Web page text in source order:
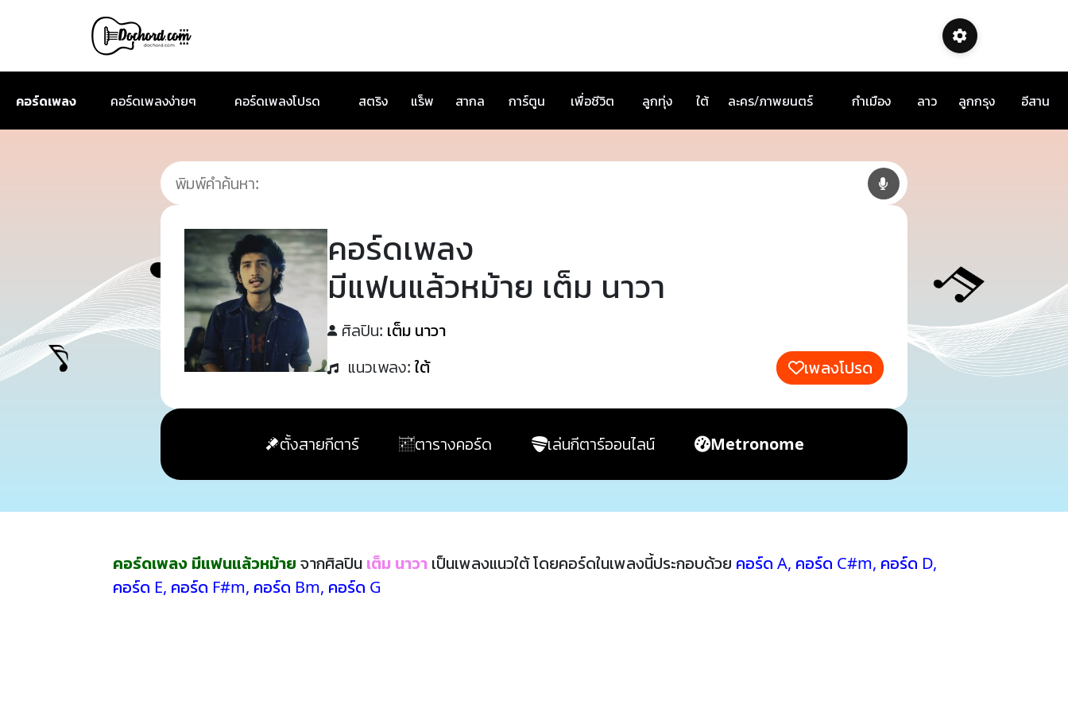
คอร์ดเพลง คอร์ดเพลงง่ายๆ คอร์ดเพลงโปรด สตริง แร็พ สากล การ์ตูน เพื่อชีวิต ลูกทุ่ง ใต้ ละคร/ภาพยนตร์ กำเมือง ลาว ลูกกรุง อีสาน
คอร์ดเพลง
มีแฟนแล้วหม้าย เต็ม นาวา
ศิลปิน: เต็ม นาวา
แนวเพลง: ใต้ เพลงโปรด
ตั้งสายกีตาร์ ตารางคอร์ด เล่นกีตาร์ออนไลน์ Metronome
คอร์ดเพลง มีแฟนแล้วหม้าย จากศิลปิน เต็ม นาวา เป็นเพลงแนวใต้ โดยคอร์ดในเพลงนี้ประกอบด้วย คอร์ด A, คอร์ด C#m, คอร์ด D,
คอร์ด E, คอร์ด F#m, คอร์ด Bm, คอร์ด G